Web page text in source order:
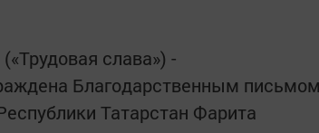
слава») -
Благодарственным
Татарстан Фарита